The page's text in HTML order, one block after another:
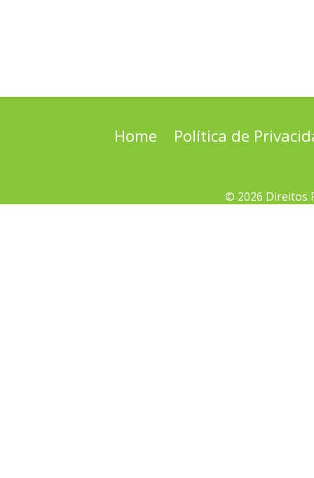
Home Política de
© 2026 Direitos